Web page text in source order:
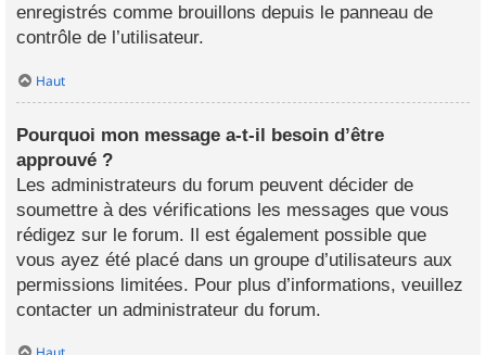
enregistrés comme brouillons depuis le panneau de
contrôle de l’utilisateur.
Haut
Pourquoi mon message a-t-il besoin d’être
approuvé ?
Les administrateurs du forum peuvent décider de
soumettre à des vérifications les messages que vous
rédigez sur le forum. Il est également possible que
vous ayez été placé dans un groupe d’utilisateurs aux
permissions limitées. Pour plus d’informations, veuillez
contacter un administrateur du forum.